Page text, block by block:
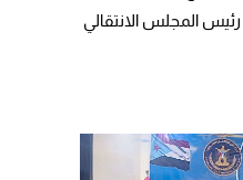
رئيس المجلس الانتقالي